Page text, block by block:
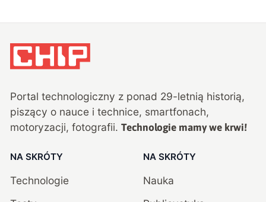
Portal technologiczny z ponad 29-letnią historią,
piszący o nauce i technice, smartfonach,
motoryzacji, fotografii. Technologie mamy we krwi!
NA SKRÓTY
Technologie
NA SKRÓTY
Nauka